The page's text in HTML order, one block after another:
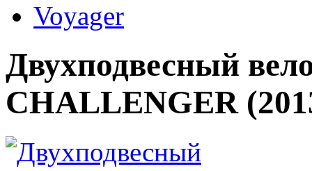
Voyager
Двухподвесный
CHALLENGER